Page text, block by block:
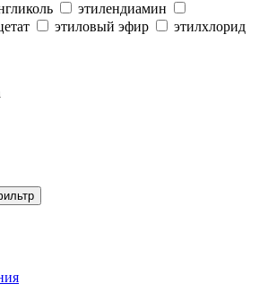
этилендиамин
этиловый эфир
этилхлорид